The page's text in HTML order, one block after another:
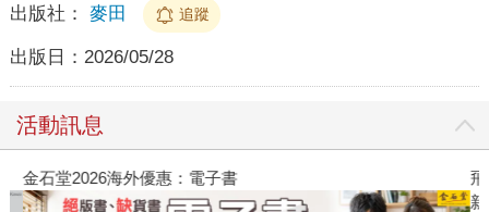
出版社： 麥田 追蹤
出版日： 2026/05/28
活動訊息
金石堂2026海外優惠：電子書
新